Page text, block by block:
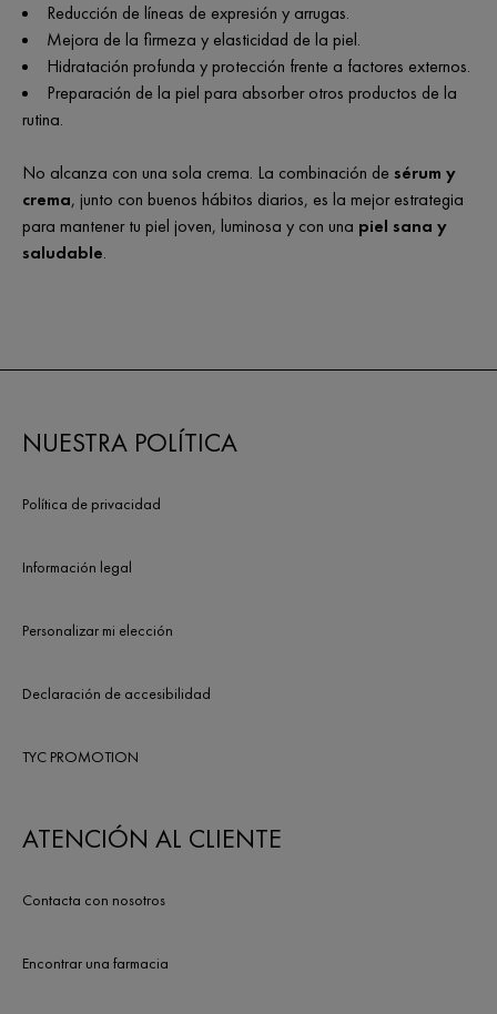
Reducción de líneas de expresión y arrugas.
Mejora de la firmeza y elasticidad de la piel.
Hidratación profunda y protección frente a factores externos.
Preparación de la piel para absorber otros productos de la
rutina.
No alcanza con una sola crema. La combinación de sérum y
crema, junto con buenos hábitos diarios, es la mejor estrategia
para mantener tu piel joven, luminosa y con una piel sana y
saludable.
NUESTRA POLÍTICA
Política de privacidad
Información legal
Personalizar mi elección
Declaración de accesibilidad
TYC PROMOTION
ATENCIÓN AL CLIENTE
Contacta con nosotros
Encontrar una farmacia